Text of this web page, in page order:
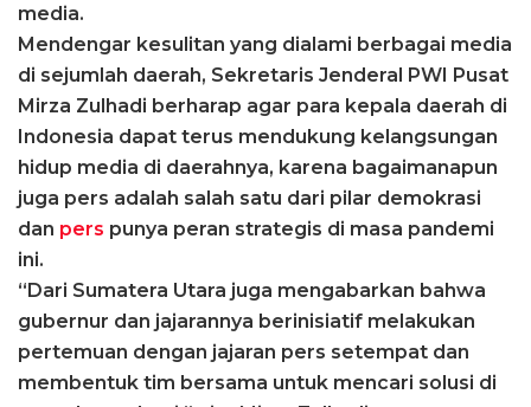
media.
Mendengar kesulitan yang dialami berbagai media
di sejumlah daerah, Sekretaris Jenderal PWI Pusat
Mirza Zulhadi berharap agar para kepala daerah di
Indonesia dapat terus mendukung kelangsungan
hidup media di daerahnya, karena bagaimanapun
juga pers adalah salah satu dari pilar demokrasi
dan pers punya peran strategis di masa pandemi
ini.
“Dari Sumatera Utara juga mengabarkan bahwa
gubernur dan jajarannya berinisiatif melakukan
pertemuan dengan jajaran pers setempat dan
membentuk tim bersama untuk mencari solusi di